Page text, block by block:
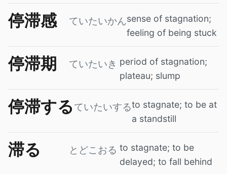
停滞感 ていたいかんsense of stagnation;
feeling of being stuck
停滞期 ていたいき period of stagnation;
plateau; slump
停滞する ていたいするto stagnate; to be at
a standstill
滞る とどこおる to stagnate; to be
delayed; to fall behind